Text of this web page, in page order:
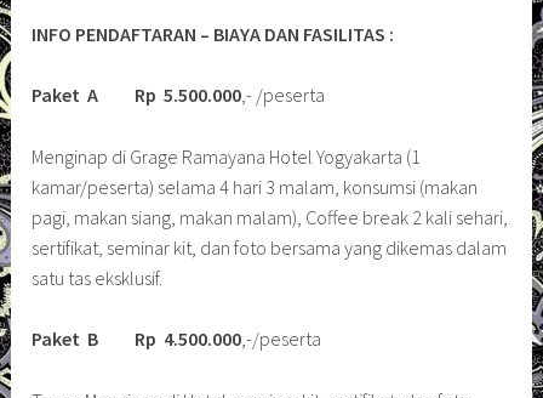
INFO PENDAFTARAN – BIAYA DAN FASILITAS :
Paket A Rp 5.500.000,- /peserta
Menginap di Grage Ramayana Hotel Yogyakarta (1
kamar/peserta) selama 4 hari 3 malam, konsumsi (makan
pagi, makan siang, makan malam), Coffee break 2 kali sehari,
sertifikat, seminar kit, dan foto bersama yang dikemas dalam
satu tas eksklusif.
Paket B Rp 4.500.000,-/peserta